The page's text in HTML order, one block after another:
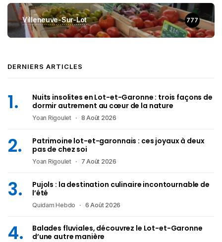
Villeneuve-Sur-Lot 777
DERNIERS ARTICLES
Nuits insolites en Lot-et-Garonne : trois façons de
dormir autrement au cœur de la nature
Yoan Rigoulet 8 Août 2026
Patrimoine lot-et-garonnais : ces joyaux à deux
pas de chez soi
Yoan Rigoulet 7 Août 2026
Pujols : la destination culinaire incontournable de
l’été
Quidam Hebdo 6 Août 2026
Balades fluviales, découvrez le Lot-et-Garonne
d’une autre manière